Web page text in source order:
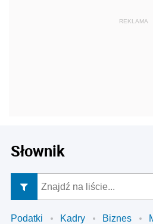
Słownik
Podatki Kadry Biznes